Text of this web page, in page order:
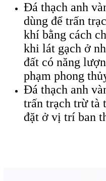
Đá thạch anh
dùng để trấn
khí bằng cách
khi lát gạch ở
đất có năng
phạm phong
Đá thạch anh
trấn trạch trừ tà
đặt ở vị trí ban